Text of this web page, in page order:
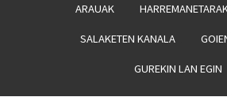
ARAUAK
SALAKETEN KANALA
GUREKIN LAN EGIN